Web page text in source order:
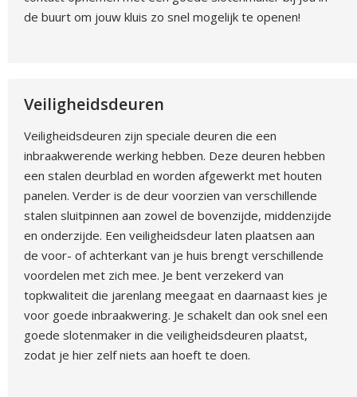
de buurt om jouw kluis zo snel mogelijk te openen!
Veiligheidsdeuren
Veiligheidsdeuren zijn speciale deuren die een
inbraakwerende werking hebben. Deze deuren hebben
een stalen deurblad en worden afgewerkt met houten
panelen. Verder is de deur voorzien van verschillende
stalen sluitpinnen aan zowel de bovenzijde, middenzijde
en onderzijde. Een veiligheidsdeur laten plaatsen aan
de voor- of achterkant van je huis brengt verschillende
voordelen met zich mee. Je bent verzekerd van
topkwaliteit die jarenlang meegaat en daarnaast kies je
voor goede inbraakwering. Je schakelt dan ook snel een
goede slotenmaker in die veiligheidsdeuren plaatst,
zodat je hier zelf niets aan hoeft te doen.